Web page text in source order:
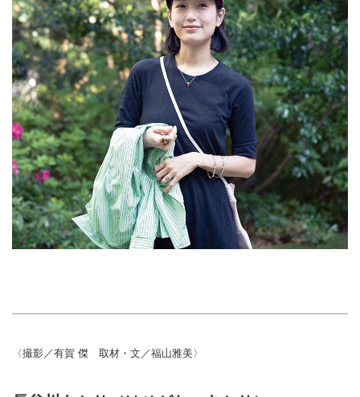
〈撮影／有賀 傑 取材・文／福山雅美〉